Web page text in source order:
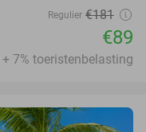
Regulier €181
€89
7% toeristenbelasting